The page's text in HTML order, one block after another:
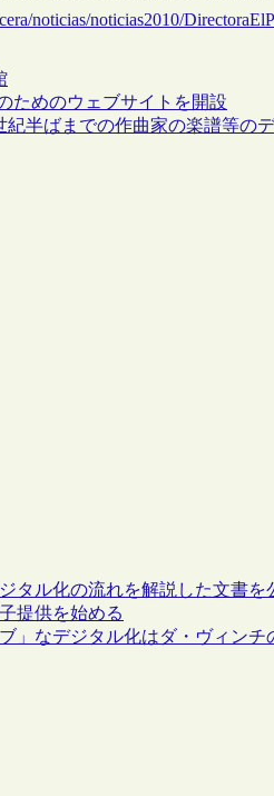
noticias/noticias2010/
ためのウェブサイトを開設
半ばまでの作曲家の楽譜等の
タル化の流れを解説した文書を
提供を始める
なデジタル化はダ・ヴィンチ